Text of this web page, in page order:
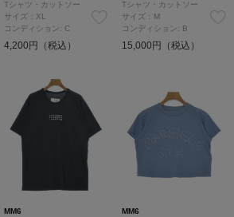
Tシャツ・カットソー
サイズ：XL
コンディション: C
4,200円（税込）
Tシャツ・カットソー
サイズ：M
コンディション: B
15,000円（税込）
MM6
MM6